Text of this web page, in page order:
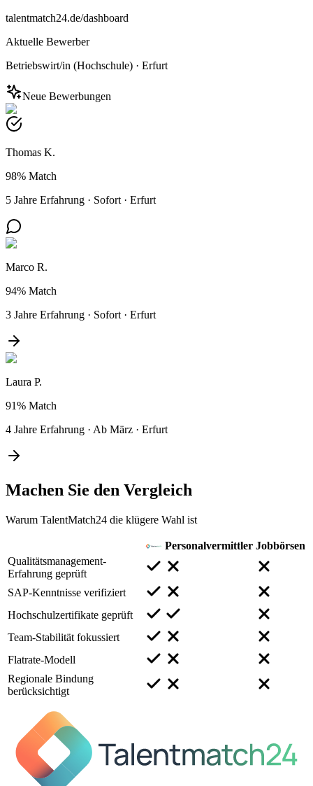
talentmatch24.de/dashboard
Aktuelle Bewerber
Betriebswirt/in (Hochschule) · Erfurt
Neue Bewerbungen
Thomas K.
98% Match
5 Jahre Erfahrung · Sofort · Erfurt
Marco R.
94% Match
3 Jahre Erfahrung · Sofort · Erfurt
Laura P.
91% Match
4 Jahre Erfahrung · Ab März · Erfurt
Machen Sie den Vergleich
Warum TalentMatch24 die klügere Wahl ist
Personalvermittler Jobbörsen
Qualitätsmanagement-
Erfahrung geprüft
SAP-Kenntnisse verifiziert
Hochschulzertifikate geprüft
Team-Stabilität fokussiert
Flatrate-Modell
Regionale Bindung
berücksichtigt